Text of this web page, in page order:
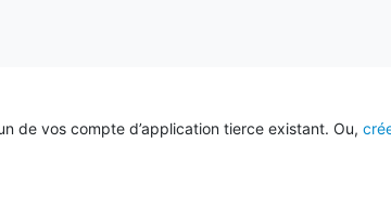
de vos compte d’application tierce existant. Ou,